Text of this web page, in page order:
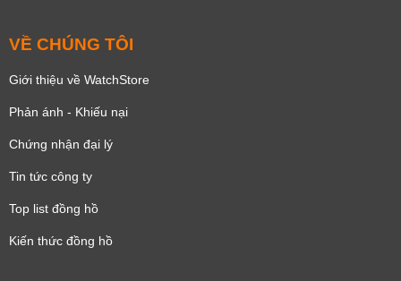
VỀ CHÚNG TÔI
Giới thiệu về WatchStore
Phản ánh - Khiếu nại
Chứng nhận đại lý
Tin tức công ty
Top list đồng hồ
Kiến thức đồng hồ